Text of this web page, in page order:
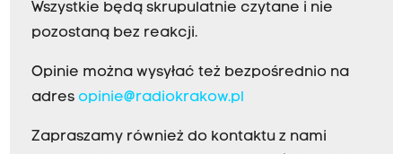
Wszystkie będą skrupulatnie czytane i nie
pozostaną bez reakcji.
Opinie można wysyłać też bezpośrednio na
adres opinie@radiokrakow.pl
Zapraszamy również do kontaktu z nami